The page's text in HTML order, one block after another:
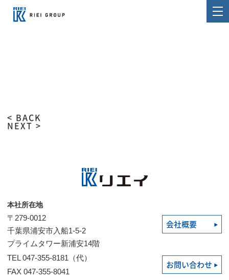
< BACK
NEXT >
本社所在地
〒279-0012
千葉県浦安市入船1-5-2
プライムタワー新浦安14階
会社概要
TEL 047-355-8181（代）
FAX 047-355-8041
お問い合わせ